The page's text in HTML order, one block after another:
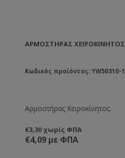
ΑΡΜΟΣΤΉΡΑΣ ΧΕΙΡΟΚΊΝΗΤΟΣ
Κωδικός προϊόντος: YW50310-1
Αρμοστήρας Χειροκίνητος.
€3,30 χωρίς ΦΠΑ
€4,09 με ΦΠΑ